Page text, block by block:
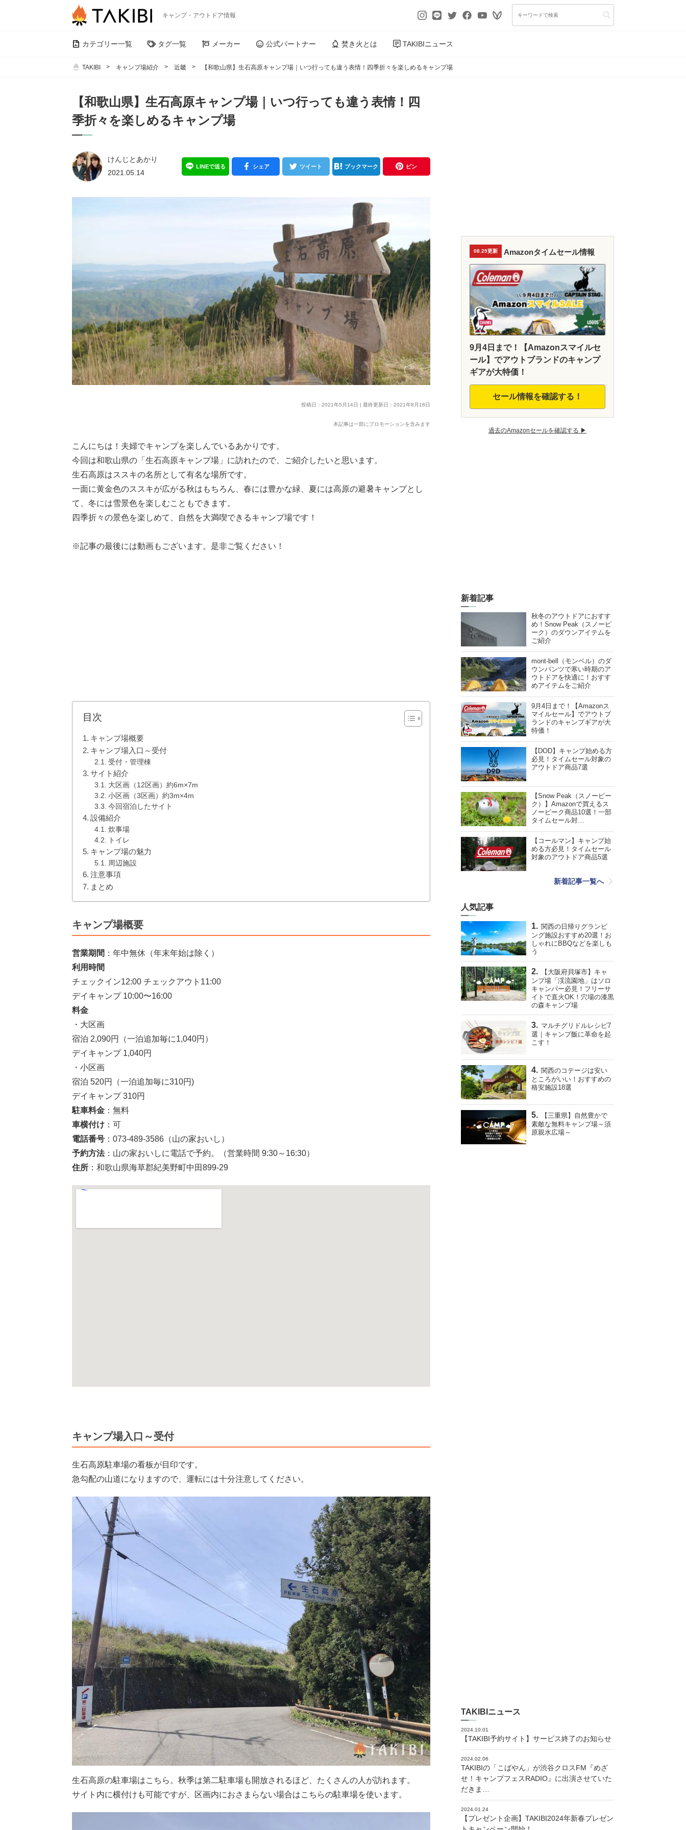
キャンプ・アウトドア情報
カテゴリー一覧 タグ一覧 メーカー 公式パートナー 焚き火とは TAKIBIニュース
TAKIBI キャンプ場紹介 近畿 【和歌山県】生石高原キャンプ場｜いつ行っても違う表情！四季折々を楽しめるキャンプ場
【和歌山県】生石高原キャンプ場｜いつ行っても違う表情！四
季折々を楽しめるキャンプ場
けんじとあかり
2021.05.14
LINEで送る シェア ツイート ブックマーク ピン
投稿日：2021年5月14日 | 最終更新日：2021年8月18日
本記事は一部にプロモーションを含みます
こんにちは！夫婦でキャンプを楽しんでいるあかりです。
今回は和歌山県の「生石高原キャンプ場」に訪れたので、ご紹介したいと思います。
生石高原はススキの名所として有名な場所です。
一面に黄金色のススキが広がる秋はもちろん、春には豊かな緑、夏には高原の避暑キャンプとし
て、冬には雪景色を楽しむこともできます。
四季折々の景色を楽しめて、自然を大満喫できるキャンプ場です！
※記事の最後には動画もございます。是非ご覧ください！
目次
キャンプ場概要
キャンプ場入口～受付
受付・管理棟
サイト紹介
大区画（12区画）約6m×7m
小区画（3区画）約3m×4m
今回宿泊したサイト
設備紹介
炊事場
トイレ
キャンプ場の魅力
周辺施設
注意事項
まとめ
キャンプ場概要
営業期間 ：年中無休（年末年始は除く）
利用時間
チェックイン12:00 チェックアウト11:00
デイキャンプ 10:00〜16:00
料金
・大区画
宿泊 2,090円（一泊追加毎に1,040円）
デイキャンプ 1,040円
・小区画
宿泊 520円（一泊追加毎に310円)
デイキャンプ 310円
駐車料金 ：無料
車横付け ：可
電話番号 ：073-489-3586（山の家おいし）
予約方法：山の家おいしに電話で予約。（営業時間 9:30～16:30）
住所 ：和歌山県海草郡紀美野町中田899-29
キャンプ場入口～受付
生石高原駐車場の看板が目印です。
急勾配の山道になりますので、運転には十分注意してください。
生石高原の駐車場はこちら。秋季は第二駐車場も開放されるほど、たくさんの人が訪れます。
サイト内に横付けも可能ですが、区画内におさまらない場合はこちらの駐車場を使います。
08.29更新 Amazonタイムセール情報
9月4日まで！【Amazonスマイルセ
ール】でアウトブランドのキャンプ
ギアが大特価！
セール情報を確認する！
過去のAmazonセールを確認する ▶︎
新着記事
秋冬のアウトドアにおすす
め！Snow Peak（スノーピ
ーク）のダウンアイテムを
ご紹介
mont-bell（モンベル）のダ
ウンパンツで寒い時期のア
ウトドアを快適に！おすす
めアイテムをご紹介
9月4日まで！【Amazonス
マイルセール】でアウトブ
ランドのキャンプギアが大
特価！
【DOD】キャンプ始める方
必見！タイムセール対象の
アウトドア商品7選
【Snow Peak（スノーピー
ク）】Amazonで買えるス
ノーピーク商品10選！一部
タイムセール対…
【コールマン】キャンプ始
める方必見！タイムセール
対象のアウトドア商品5選
新着記事一覧へ
人気記事
関西の日帰りグランピ
ング施設おすすめ20選！お
しゃれにBBQなどを楽しも
う
【大阪府貝塚市】キャ
ンプ場「渓流園地」はソロ
キャンパー必見！フリーサ
イトで直火OK！穴場の漆黒
の森キャンプ場
マルチグリドルレシピ7
選｜キャンプ飯に革命を起
こす！
関西のコテージは安い
ところがいい！おすすめの
格安施設18選
【三重県】自然豊かで
素敵な無料キャンプ場～須
原親水広場～
TAKIBIニュース
2024.10.01
【TAKIBI予約サイト】サービス終了のお知らせ
2024.02.06
TAKIBIの「こばやん」が渋谷クロスFM『めざ
せ！キャンプフェスRADIO』に出演させていた
だきま…
2024.01.24
【プレゼント企画】TAKIBI2024年新春プレゼン